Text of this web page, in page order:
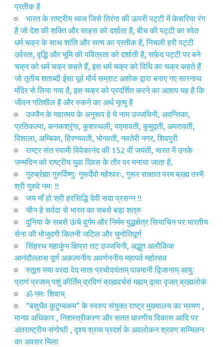
प्रतीक है
भारत के राष्ट्रीय ध्वज जिसे तिरंगा की ऊपरी पट्टी में केसरिया रंग
है जो देश की शक्ति और साहस को दर्शाता है, बीच की पट्टी का श्वेत
धर्म चक्र के साथ शांति और सत्य का प्रतीक है, निचली हरी पट्टी
उर्वरता, वृद्धि और भूमि की पवित्रता को दर्शाती है, सफ़ेद पट्टी पर बने
चक्र को धर्म चक्र कहते हैं, इस धर्म चक्र को विधि का चक्र कहते हैं
जो तृतीय शताब्दी ईसा पूर्व मौर्य सम्राट अशोक द्वारा बनाए गए सारनाथ
मंदिर से लिया गया है, इस चक्र को प्रदर्शित करने का आशय यह है कि
जीवन गति‍शील है और रुकने का अर्थ मृत्यु है
उज्जैन के महात्मय के अनुरूप हे ये नाम उज्जयिनी, अवन्तिका,
प्रतिकल्पा, कनकश्रृंगा, कुशस्‍थली, पद्मावती, कुमुद्वती, अमरावती,
विशाला, अम्बिका, हिरण्यवती, भोगवती, नवतेरी नगर, शिवपुरी
राष्ट्र संत स्वामी विवेकानंद की 152 वीं जयंती, भारत में उनके
जन्मदिन को राष्ट्रीय युवा दिवस के तौर पर मनाया जाता है.
गुरुर्ब्रह्मा गुरुर्विष्णुः गुरूर्देवो महेश्वरः, गुरूर साक्षात परम ब्रह्म तस्मै
श्री गुरुवे नमः !!
जय माँ हो श्री हरसिद्धि देवी सदा प्रसन्न !!
चीन हे सर्वदा से भारत का सबसे बड़ा शत्रु
दुनिया के सबसे ऊंचे दुर्गम और निर्मम युद्धक्षेत्र सियाचिन पर भारतीय
सेना की मोजुदगी कितनी जटिल और चुनोतिपूर्ण
सिंहस्थ महाकुंभ क्षिप्रा तट उज्जयिनी, अद्भुत अलौकिक
आनंदौल्लास पूर्ण अकल्पनीय अवर्णननीय महापर्व महोत्सव
स्तूता मया वरदा वेद माता प्रचोदयंताम् पावमानी द्विजानाम् आयुः
प्राणं प्रजाम् पशुं कीर्तिम् द्रविणं ब्रह्मवर्चसं मह्यम् द्वत्वा वृजत् ब्रह्मलोकं
ॐ नमः शिवाय्
“बसुधैव कुटुम्बकम” के स्वरुप संयुक्त राष्ट्र मुख्यालय का भ्रमण ,
मानव अधिकार , निशस्त्रीकरण और सतत धारणीय विकास आदि पर
अंतराष्ट्रीय संगोष्ठी , दृश्य श्रव्य प्रदर्श के अवलोकन श्रवण सम्मिलन
का अवसर मिला